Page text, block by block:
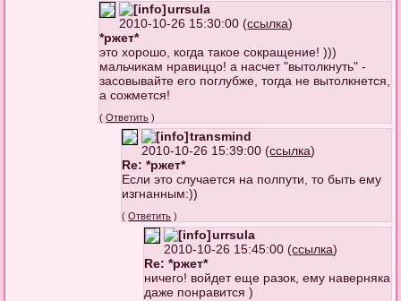
urrsula
2010-10-26 15:30:00 (ссылка)
*ржет*
это хорошо, когда такое сокращение! )))
мальчикам нравиццо! а насчет "вытолкнуть" -
засовывайте его поглубже, тогда не вытолкнется,
а сожмется!
(Ответить )
transmind
2010-10-26 15:39:00 (ссылка)
Re: *ржет*
Если это случается на полпути, то быть ему
изгнанным:))
(Ответить )
urrsula
2010-10-26 15:45:00 (ссылка)
Re: *ржет*
ничего! войдет еще разок, ему наверняка
даже понравится )